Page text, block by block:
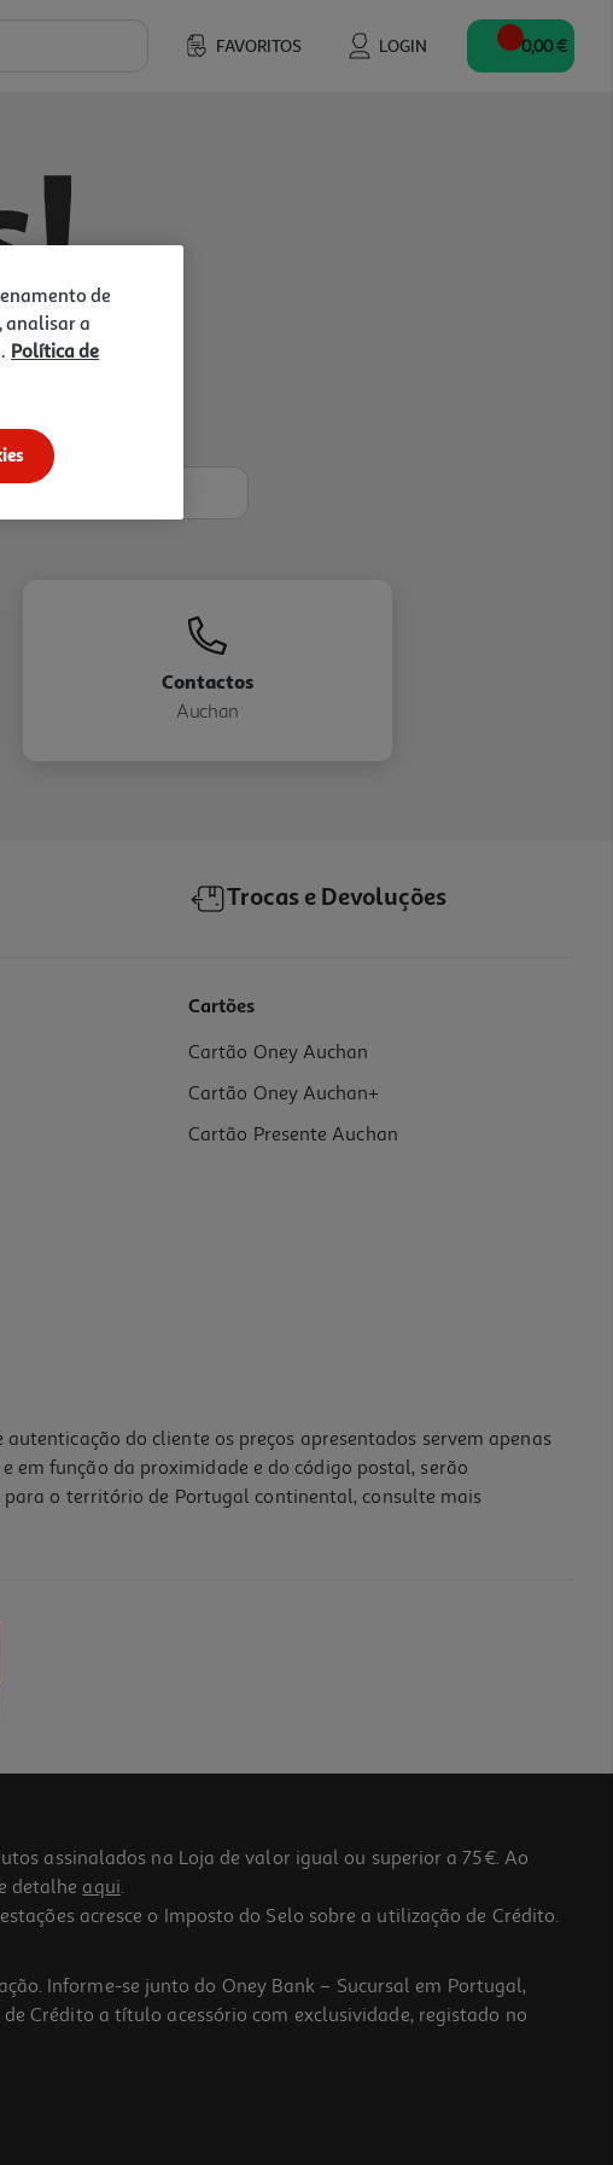
FAVORITOS LOGIN 0,00 €
Contactos
Auchan
Trocas e Devoluções
Cartões
Cartão Oney Auchan
Cartão Oney Auchan+
Cartão Presente Auchan
do cliente os preços apresentados servem apenas
em função da proximidade e do código postal, serão
para o território de Portugal continental, consulte mais
assinalados na Loja de valor igual ou superior a 75€. Ao
detalhe aqui.
acresce o Imposto do Selo sobre a utilização de Crédito.
Informe-se junto do Oney Bank – Sucursal em Portugal,
Crédito a título acessório com exclusividade, registado no
de
analisar a
Política de